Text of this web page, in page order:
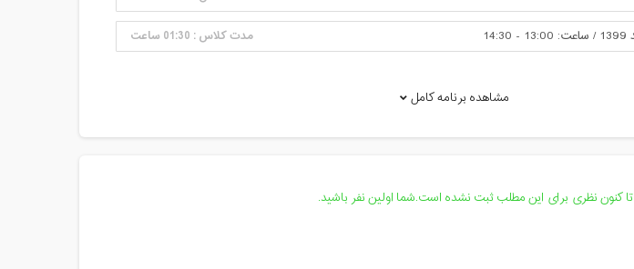
مدت کلاس : 01:30 ساعت
مشاهده برنامه کامل
تا کنون نظری برای این مطلب ثبت نشده است.شما اولین نفر باشید.